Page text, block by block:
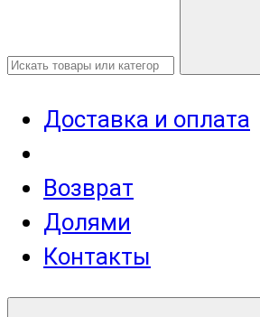
Доставка и оплата
Возврат
Долями
Контакты